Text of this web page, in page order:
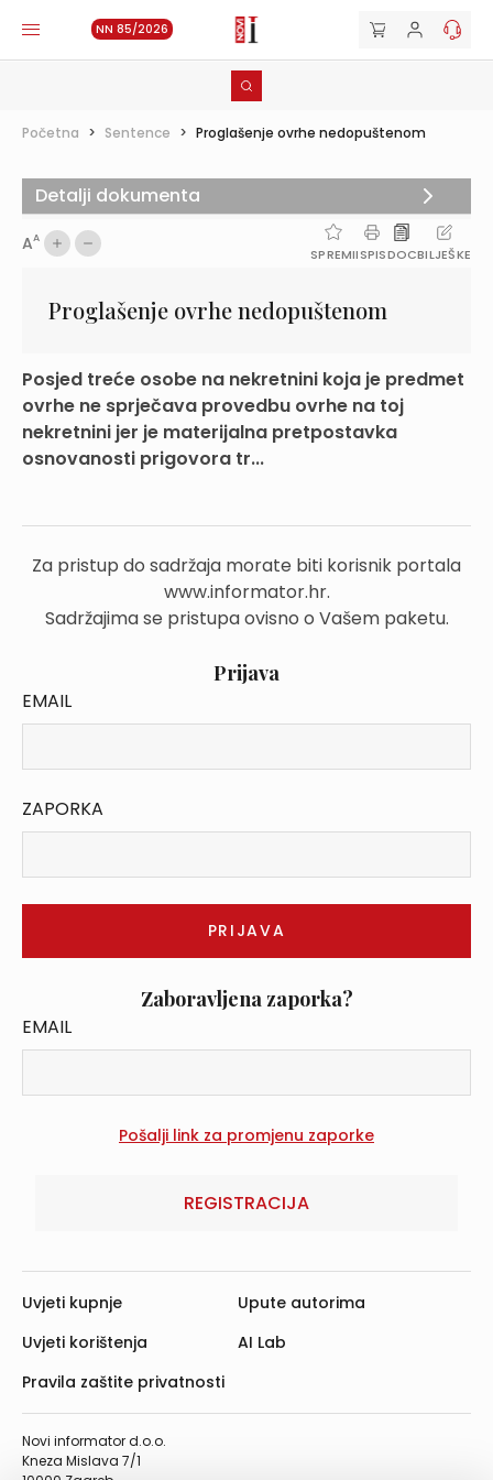
NN 85/2026
Početna > Sentence > Proglašenje ovrhe nedopuštenom
AA
SPREMIISPISDOCBILJEŠKE
Proglašenje ovrhe nedopuštenom
Posjed treće osobe na nekretnini koja je predmet
ovrhe ne sprječava provedbu ovrhe na toj
nekretnini jer je materijalna pretpostavka
osnovanosti prigovora tr...
Za pristup do sadržaja morate biti korisnik portala
www.informator.hr.
Sadržajima se pristupa ovisno o Vašem paketu.
Prijava
EMAIL
ZAPORKA
Zaboravljena zaporka?
EMAIL
REGISTRACIJA
Detalji dokumenta
Novi informator d.o.o.
Kneza Mislava 7/1
Uvjeti kupnje
Uvjeti korištenja
Pravila zaštite privatnosti
Upute autorima
AI Lab